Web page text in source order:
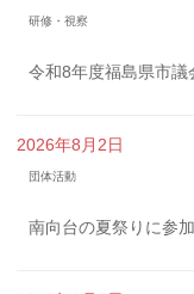
研修・視察
令和8年度福島県市議
2026年8月2日
団体活動
南向台の夏祭りに参加